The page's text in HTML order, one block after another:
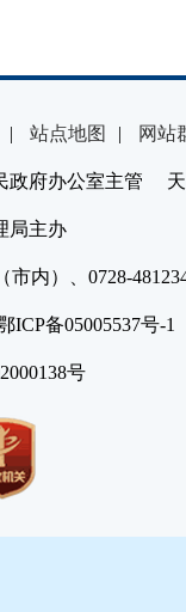
| 站点地图 | 网站
府办公室主管 天
局主办
市内）、0728-
ICP备05005537号
号